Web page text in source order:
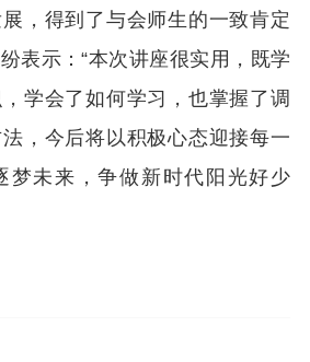
，得到了与会师生的一致肯定
表示：“本次讲座很实用，既学
学会了如何学习，也掌握了调
，今后将以积极心态迎接每一
梦未来，争做新时代阳光好少